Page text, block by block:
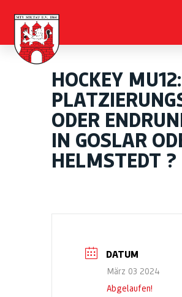
HOCKEY MU12:
ODER
IN GOSLAR
HELMSTEDT ?
DATUM
März 03 2024
Abgelaufen!